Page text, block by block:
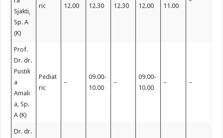
Sjakti,
Sp. A
(K)
ric 12.00 12.30 12.30 12.00 11.00
Prof.
Dr. dr.
Pustik
a
Amali
a, Sp.
A (K)
Pediat
ric
–
09.00-
10.00
–
09.00-
10.00
– –
Dr. dr.